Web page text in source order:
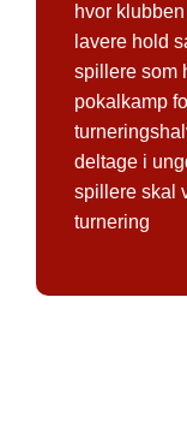
hvor
lavere hold
spillere som
pokalkamp
deltage i
spillere skal
turnering